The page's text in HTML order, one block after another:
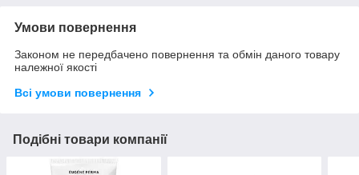
Умови повернення
Законом не передбачено повернення та обмін даного товару
належної якості
Всі умови повернення
Подібні товари компанії